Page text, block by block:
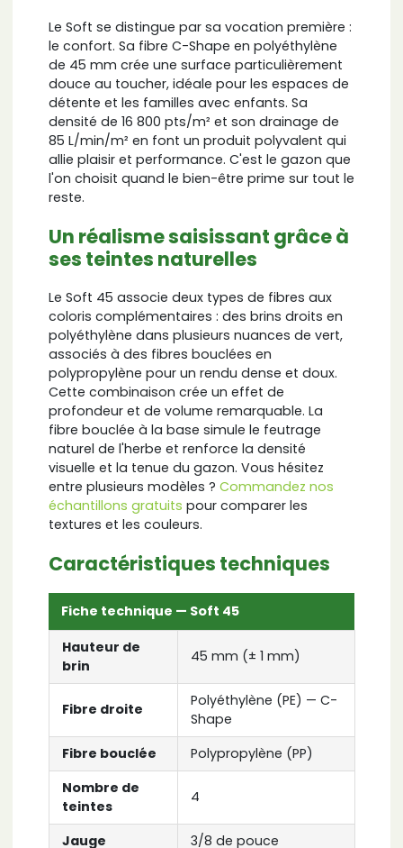
Le Soft se distingue par sa vocation première :
le confort. Sa fibre C-Shape en polyéthylène
de 45 mm crée une surface particulièrement
douce au toucher, idéale pour les espaces de
détente et les familles avec enfants. Sa
densité de 16 800 pts/m² et son drainage de
85 L/min/m² en font un produit polyvalent qui
allie plaisir et performance. C'est le gazon que
l'on choisit quand le bien-être prime sur tout le
reste.
Un réalisme saisissant grâce à
ses teintes naturelles
Le Soft 45 associe deux types de fibres aux
coloris complémentaires : des brins droits en
polyéthylène dans plusieurs nuances de vert,
associés à des fibres bouclées en
polypropylène pour un rendu dense et doux.
Cette combinaison crée un effet de
profondeur et de volume remarquable. La
fibre bouclée à la base simule le feutrage
naturel de l'herbe et renforce la densité
visuelle et la tenue du gazon. Vous hésitez
entre plusieurs modèles ? Commandez nos
échantillons gratuits pour comparer les
textures et les couleurs.
Caractéristiques techniques
Fiche technique — Soft 45
Hauteur de
brin
45 mm (± 1 mm)
Fibre droite
Polyéthylène (PE) — C-
Shape
Fibre bouclée
Polypropylène (PP)
Nombre de
teintes
4
Jauge 3/8 de pouce